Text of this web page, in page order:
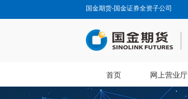
国金期货-国金证券全资子公司
首页 网上营业厅